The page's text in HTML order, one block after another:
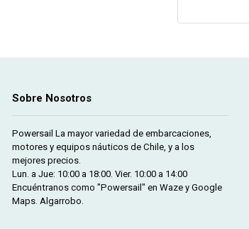
Sobre Nosotros
Powersail La mayor variedad de embarcaciones,
motores y equipos náuticos de Chile, y a los
mejores precios.
Lun. a Jue: 10:00 a 18:00. Vier. 10:00 a 14:00
Encuéntranos como "Powersail" en Waze y Google
Maps. Algarrobo.